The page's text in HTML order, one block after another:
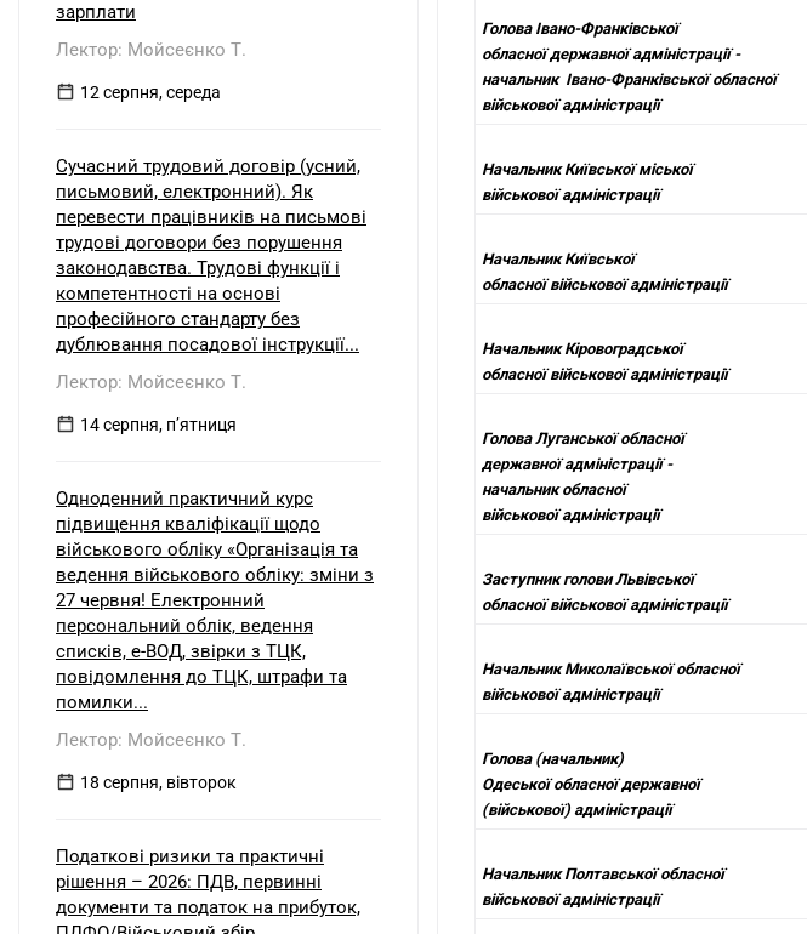
Голова Івано-Франківської
обласної державної адміністрації -
начальник Івано-Франківської обласної
військової адміністрації
Начальник Київської міської
військової адміністрації
Начальник Київської
обласної військової адміністрації
Начальник Кіровоградської
обласної військової адміністрації
Голова Луганської обласної
державної адміністрації -
начальник обласної
військової адміністрації
Заступник голови Львівської
обласної військової адміністрації
Начальник Миколаївської обласної
військової адміністрації
Голова (начальник)
Одеської обласної державної
(військової) адміністрації
Начальник Полтавської обласної
військової адміністрації
зарплати
Лектор: Мойсеєнко Т.
12 серпня, середа
Сучасний трудовий договір (усний,
письмовий, електронний). Як
перевести працівників на письмові
трудові договори без порушення
законодавства. Трудові функції і
компетентності на основі
професійного стандарту без
дублювання посадової інструкції...
Лектор: Мойсеєнко Т.
14 серпня, пʼятниця
Одноденний практичний курс
підвищення кваліфікації щодо
військового обліку «Організація та
ведення військового обліку: зміни з
27 червня! Електронний
персональний облік, ведення
списків, е-ВОД, звірки з ТЦК,
повідомлення до ТЦК, штрафи та
помилки...
Лектор: Мойсеєнко Т.
18 серпня, вівторок
Податкові ризики та практичні
рішення – 2026: ПДВ, первинні
документи та податок на прибуток,